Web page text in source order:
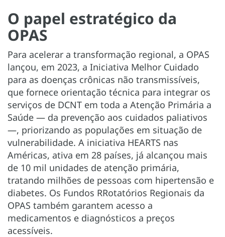
O papel estratégico da
OPAS
Para acelerar a transformação regional, a OPAS
lançou, em 2023, a Iniciativa Melhor Cuidado
para as doenças crônicas não transmissíveis,
que fornece orientação técnica para integrar os
serviços de DCNT em toda a Atenção Primária a
Saúde — da prevenção aos cuidados paliativos
—, priorizando as populações em situação de
vulnerabilidade. A iniciativa HEARTS nas
Américas, ativa em 28 países, já alcançou mais
de 10 mil unidades de atenção primária,
tratando milhões de pessoas com hipertensão e
diabetes. Os Fundos RRotatórios Regionais da
OPAS também garantem acesso a
medicamentos e diagnósticos a preços
acessíveis.